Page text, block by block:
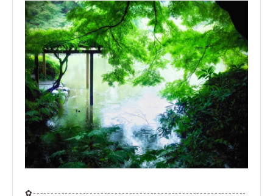
✿------------------------------------------------------------